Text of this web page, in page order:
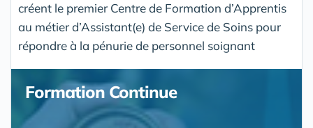
créent le premier Centre de Formation d’Apprentis
au métier d’Assistant(e) de Service de Soins pour
répondre à la pénurie de personnel soignant
Formation Continue